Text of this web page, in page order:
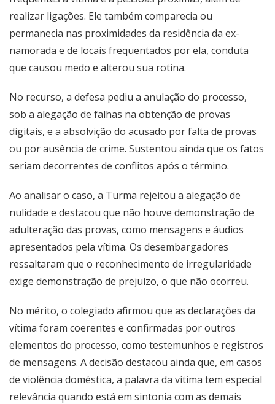
realizar ligações. Ele também comparecia ou
permanecia nas proximidades da residência da ex-
namorada e de locais frequentados por ela, conduta
que causou medo e alterou sua rotina.
No recurso, a defesa pediu a anulação do processo,
sob a alegação de falhas na obtenção de provas
digitais, e a absolvição do acusado por falta de provas
ou por ausência de crime. Sustentou ainda que os fatos
seriam decorrentes de conflitos após o término.
Ao analisar o caso, a Turma rejeitou a alegação de
nulidade e destacou que não houve demonstração de
adulteração das provas, como mensagens e áudios
apresentados pela vítima. Os desembargadores
ressaltaram que o reconhecimento de irregularidade
exige demonstração de prejuízo, o que não ocorreu.
No mérito, o colegiado afirmou que as declarações da
vítima foram coerentes e confirmadas por outros
elementos do processo, como testemunhos e registros
de mensagens. A decisão destacou ainda que, em casos
de violência doméstica, a palavra da vítima tem especial
relevância quando está em sintonia com as demais